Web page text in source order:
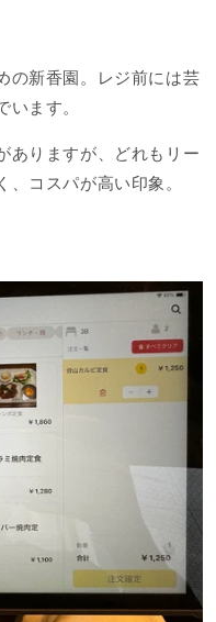
の新香園。レジ前には芸
ます。
ありますが、どれもリー
コスパが高い印象。